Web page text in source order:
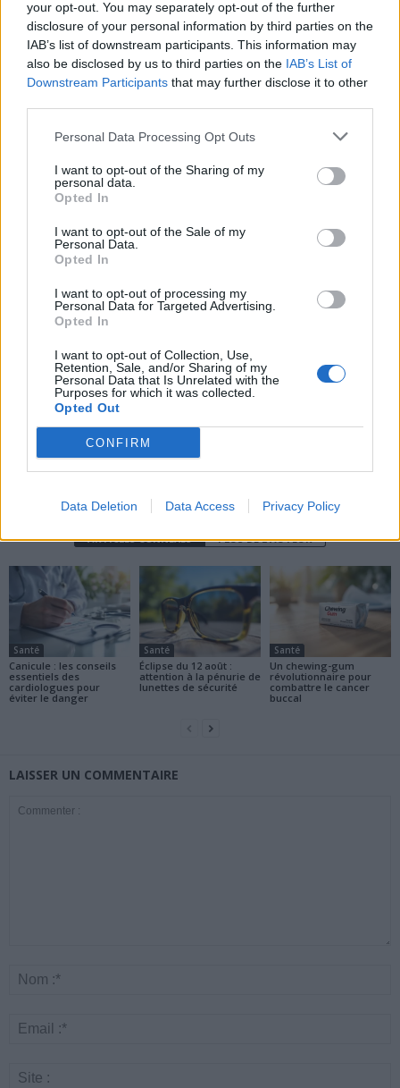
your opt-out. You may separately opt-out of the further
disclosure of your personal information by third parties on the
IAB’s list of downstream participants. This information may
also be disclosed by us to third parties on the IAB’s List of
Downstream Participants that may further disclose it to other
Personal Data Processing Opt Outs
I want to opt-out of the Sharing of my
personal data.
Opted In
I want to opt-out of the Sale of my
Personal Data.
Opted In
I want to opt-out of processing my
Personal Data for Targeted Advertising.
Opted In
I want to opt-out of Collection, Use,
Retention, Sale, and/or Sharing of my
Personal Data that Is Unrelated with the
Purposes for which it was collected.
Opted Out
CONFIRM
Data Deletion Data Access Privacy Policy
Éviter le maquillage épais sur la ligne des cils, bien se
démaquiller et ne pas partager ses produits cosmétiques ;
Réduire ou arrêter le port de lentilles si la paupière est
enflammée ;
Faire des pauses régulières lors de l’utilisation des écrans et
Article précédent
Une jeune femme victime
d’une erreur de diagnostic
: son mal etait beaucoup
Chaleur Extrême :
Pourquoi la Fatigue Nous
ARTICLES CONNEXES PLUS DE L'AUTEUR
Santé
Canicule : les conseils
essentiels des
cardiologues pour
éviter le danger
Santé
Éclipse du 12 août :
attention à la pénurie de
lunettes de sécurité
Santé
Un chewing-gum
révolutionnaire pour
combattre le cancer
buccal
LAISSER UN COMMENTAIRE